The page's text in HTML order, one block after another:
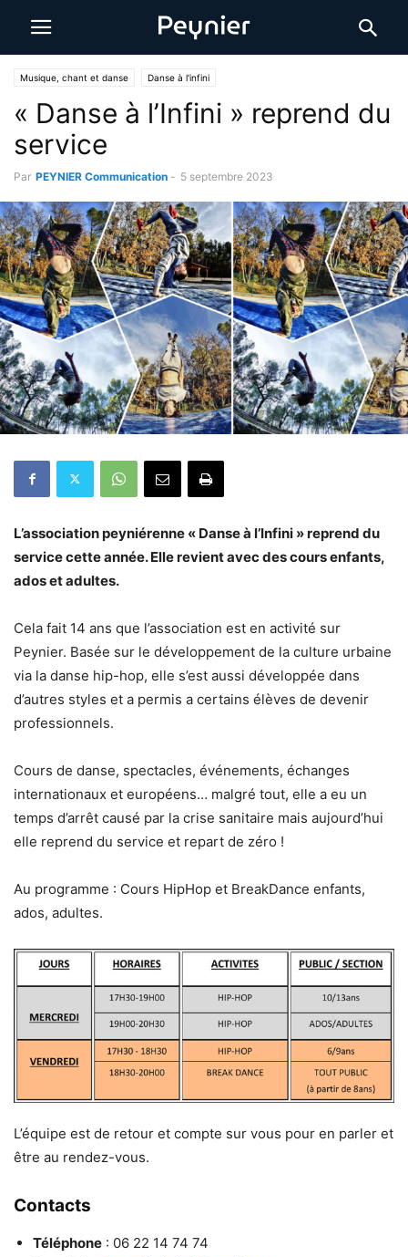
Musique, chant et danse Danse à l'infini
« Danse à l’Infini » reprend du
service
Par PEYNIER Communication - 5 septembre 2023
L’association peyniérenne « Danse à l’Infini » reprend du
service cette année. Elle revient avec des cours enfants,
ados et adultes.
Cela fait 14 ans que l’association est en activité sur
Peynier. Basée sur le développement de la culture urbaine
via la danse hip-hop, elle s’est aussi développée dans
d’autres styles et a permis a certains élèves de devenir
professionnels.
Cours de danse, spectacles, événements, échanges
internationaux et européens… malgré tout, elle a eu un
temps d’arrêt causé par la crise sanitaire mais aujourd’hui
elle reprend du service et repart de zéro !
Au programme : Cours HipHop et BreakDance enfants,
ados, adultes.
L’équipe est de retour et compte sur vous pour en parler et
être au rendez-vous.
Contacts
Téléphone : 06 22 14 74 74